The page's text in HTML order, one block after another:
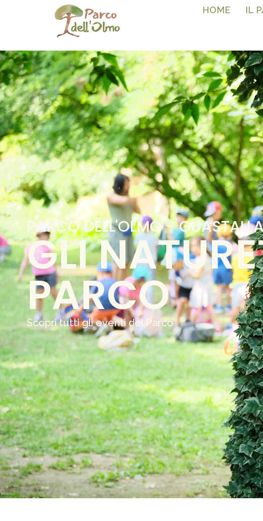
HOME IL
PARCO DELL'OLMO -
GLI
PARCO
Scopri tutti gli eventi del Parco